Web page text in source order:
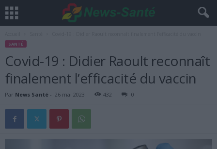
SANTÉ
Covid-19 : Didier Raoult reconnaît
finalement l’efficacité du vaccin
Par News Santé - 26 mai 2023 432 0